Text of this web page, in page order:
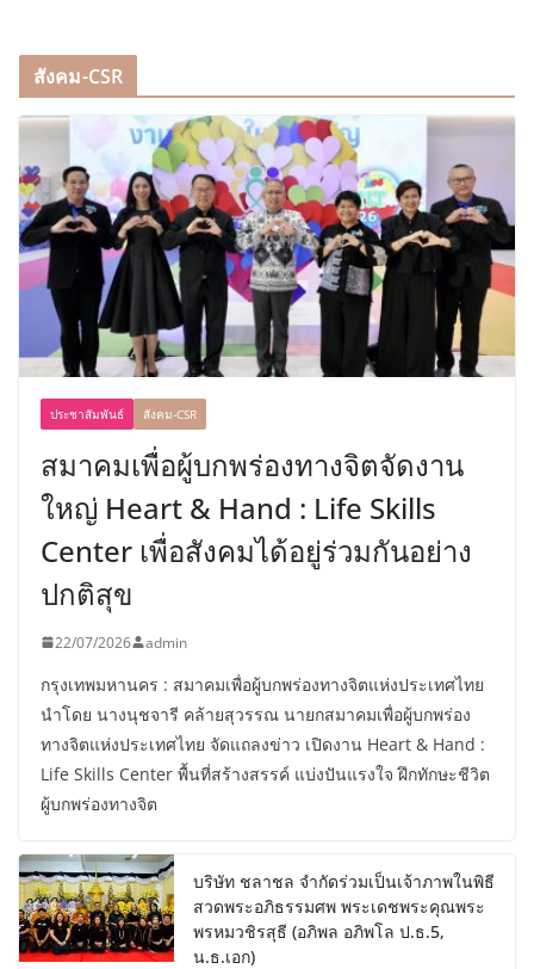
สังคม-CSR
ประชาสัมพันธ์ สังคม-CSR
สมาคมเพื่อผู้บกพร่องทางจิตจัดงาน
ใหญ่ Heart & Hand : Life Skills
Center เพื่อสังคมได้อยู่ร่วมกันอย่าง
ปกติสุข
22/07/2026 admin
กรุงเทพมหานคร : สมาคมเพื่อผู้บกพร่องทางจิตแห่งประเทศไทย
นำโดย นางนุชจารี คล้ายสุวรรณ นายกสมาคมเพื่อผู้บกพร่อง
ทางจิตแห่งประเทศไทย จัดแถลงข่าว เปิดงาน Heart & Hand :
Life Skills Center พื้นที่สร้างสรรค์ แบ่งปันแรงใจ ฝึกทักษะชีวิต
ผู้บกพร่องทางจิต
บริษัท ชลาชล จำกัดร่วมเป็นเจ้าภาพในพิธี
สวดพระอภิธรรมศพ พระเดชพระคุณพระ
พรหมวชิรสุธี (อภิพล อภิพโล ป.ธ.5,
น.ธ.เอก)